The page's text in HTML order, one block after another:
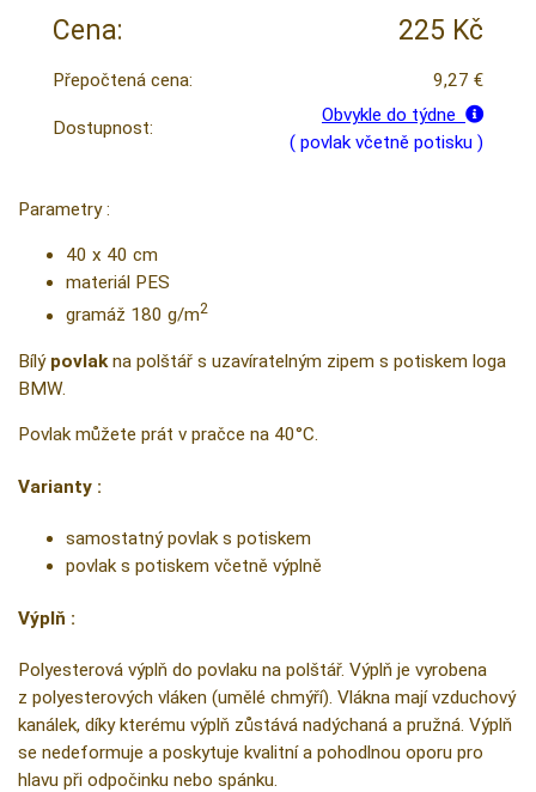
Cena: 225 Kč
Přepočtená cena: 9,27 €
Dostupnost:
Obvykle do týdne
( povlak včetně potisku )
Parametry :
40 x 40 cm
materiál PES
gramáž 180 g/m2
Bílý povlakna polštář s uzavíratelným zipem s potiskem loga
BMW.
Povlak můžete prát v pračce na 40°C.
Varianty :
samostatný povlak s potiskem
povlak s potiskem včetně výplně
Výplň :
Polyesterová výplň do povlaku na polštář. Výplň je vyrobena
z polyesterových vláken (umělé chmýří). Vlákna mají vzduchový
kanálek, díky kterému výplň zůstává nadýchaná a pružná. Výplň
se nedeformuje a poskytuje kvalitní a pohodlnou oporu pro
hlavu při odpočinku nebo spánku.